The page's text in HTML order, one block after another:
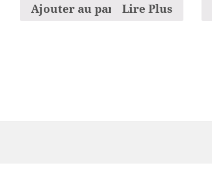
Ajouter au panierLire Plus